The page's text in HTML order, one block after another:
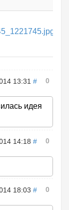
13:31 # 0
идея
14:18 # 0
18:03 # 0